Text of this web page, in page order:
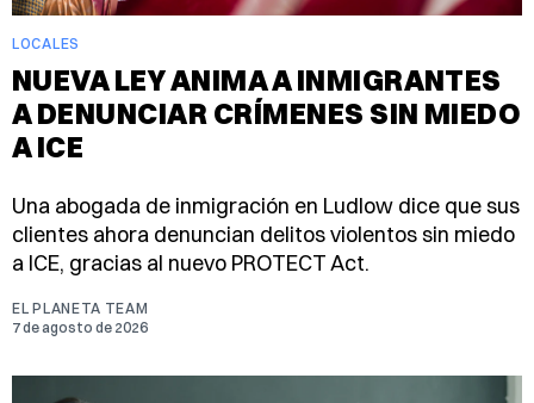
LOCALES
NUEVA LEY ANIMA A INMIGRANTES
A DENUNCIAR CRÍMENES SIN MIEDO
A ICE
Una abogada de inmigración en Ludlow dice que sus
clientes ahora denuncian delitos violentos sin miedo
a ICE, gracias al nuevo PROTECT Act.
EL PLANETA TEAM
7 de agosto de 2026